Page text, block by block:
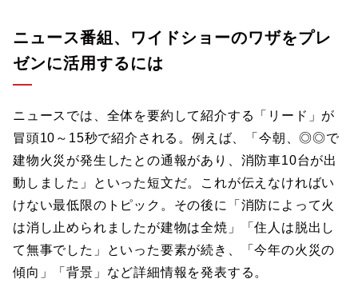
ニュース番組、ワイドショーのワザをプレ
ゼンに活用するには
ニュースでは、全体を要約して紹介する「リード」が
冒頭10～15秒で紹介される。例えば、「今朝、◎◎で
建物火災が発生したとの通報があり、消防車10台が出
動しました」といった短文だ。これが伝えなければい
けない最低限のトピック。その後に「消防によって火
は消し止められましたが建物は全焼」「住人は脱出し
て無事でした」といった要素が続き、「今年の火災の
傾向」「背景」など詳細情報を発表する。